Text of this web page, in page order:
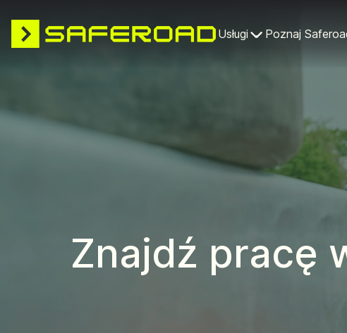
Usługi Poznaj
Znajdź pracę